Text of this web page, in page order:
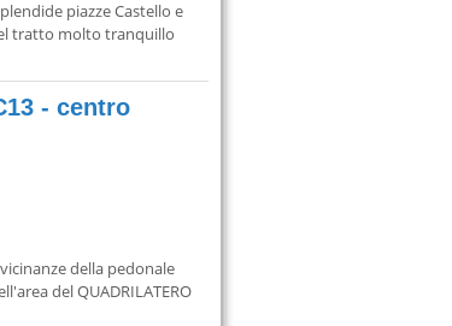
piazze Castello e
tratto molto tranquillo
- centro
della pedonale
del QUADRILATERO